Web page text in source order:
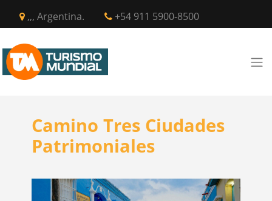
,,, Argentina. +54 911 5900-8500
Camino Tres Ciudades
Patrimoniales